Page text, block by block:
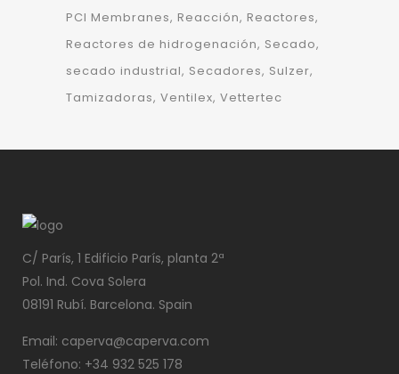
PCI Membranes Reacción Reactores
Reactores de hidrogenación Secado
secado industrial Secadores Sulzer
Tamizadoras Ventilex Vettertec
C/ París, 1 Edificio París, planta 2ª
Pol. Ind. Cova Solera
08191 Rubí. Barcelona. Spain
Email: caperva@caperva.com
Teléfono: +34 932 525 178